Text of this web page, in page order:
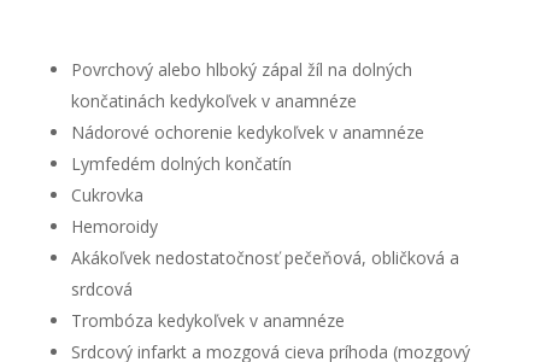
Povrchový alebo hlboký zápal žíl na dolných
končatinách kedykoľvek v anamnéze
Nádorové ochorenie kedykoľvek v anamnéze
Lymfedém dolných končatín
Cukrovka
Hemoroidy
Akákoľvek nedostatočnosť pečeňová, obličková a
srdcová
Trombóza kedykoľvek v anamnéze
Srdcový infarkt a mozgová cieva príhoda (mozgový